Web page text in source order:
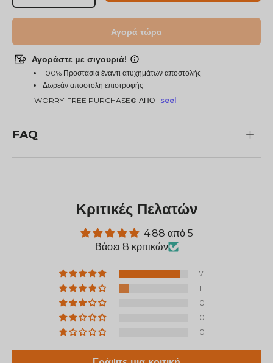
Αγορά τώρα
Αγοράστε με σιγουριά!
100% Προστασία έναντι ατυχημάτων αποστολής
Δωρεάν αποστολή επιστροφής
WORRY-FREE PURCHASE® ΑΠΌ
seel
FAQ
Κριτικές Πελατών
4.88 από 5
Βάσει 8 κριτικών
7
1
0
0
0